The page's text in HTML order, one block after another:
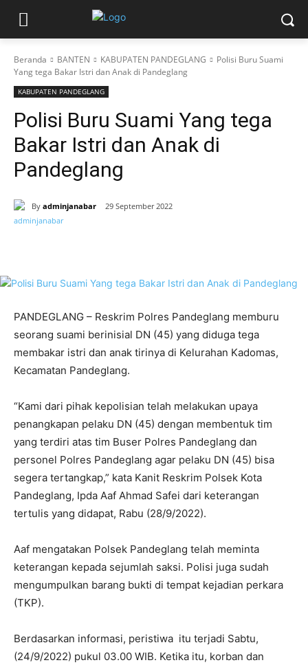
Beranda BANTEN KABUPATEN PANDEGLANG
Polisi Buru Suami
Yang tega Bakar Istri dan Anak di Pandeglang
KABUPATEN PANDEGLANG
Polisi Buru Suami Yang tega
Bakar Istri dan Anak di
Pandeglang
By adminjanabar 29 September 2022
PANDEGLANG – Reskrim Polres Pandeglang memburu
seorang suami berinisial DN (45) yang diduga tega
membakar istri dan anak tirinya di Kelurahan Kadomas,
Kecamatan Pandeglang.
“Kami dari pihak kepolisian telah melakukan upaya
penangkapan pelaku DN (45) dengan membentuk tim
yang terdiri atas tim Buser Polres Pandeglang dan
personel Polres Pandeglang agar pelaku DN (45) bisa
segera tertangkap,” kata Kanit Reskrim Polsek Kota
Pandeglang, Ipda Aaf Ahmad Safei dari keterangan
tertulis yang didapat, Rabu (28/9/2022).
Aaf mengatakan Polsek Pandeglang telah meminta
keterangan kepada sejumlah saksi. Polisi juga sudah
mengumpulkan barang bukti di tempat kejadian perkara
(TKP).
Berdasarkan informasi, peristiwa itu terjadi Sabtu,
(24/9/2022) pukul 03.00 WIB. Ketika itu, korban dan